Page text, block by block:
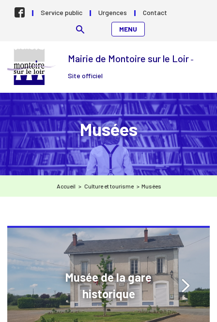
Aller au contenu
Mairie de Montoire sur le Loir -
Site officiel
Service public Urgences
Contact
MENU
Musées
Accueil > Culture et tourisme > Musées
Musée de la gare
historique